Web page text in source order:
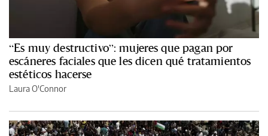
“Es muy destructivo”: mujeres que pagan por
escáneres faciales que les dicen qué tratamientos
estéticos hacerse
Laura O'Connor